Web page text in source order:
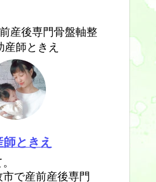
産後専門骨盤軸整
師ときえ
ときえ
で産前産後専門